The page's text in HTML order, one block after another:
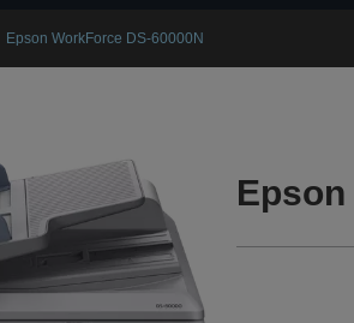
Epson WorkForce DS-60000N